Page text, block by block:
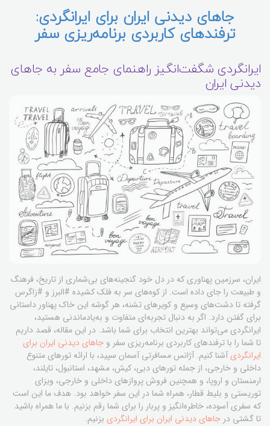
جاهای دیدنی ایران برای ایرانگردی:
ترفندهای کاربردی برنامه‌ریزی سفر
ایرانگردی شگفت‌انگیز راهنمای جامع سفر به جاهای
دیدنی ایران
ایران، سرزمین پهناوری که در دل خود گنجینه‌های بی‌شماری از تاریخ، فرهنگ
و طبیعت را جای داده است. از کوه‌های سر به فلک کشیده #البرز و #زاگرس
گرفته تا دشت‌های وسیع و کویرهای تشنه، هر گوشه این خاک پهناور داستانی
برای گفتن دارد. اگر به دنبال تجربه‌ای متفاوت و به‌یادماندنی هستید،
ایرانگردی می‌تواند بهترین انتخاب برای شما باشد. در این مقاله، قصد داریم
تا شما را با ترفندهای کاربردی برنامه‌ریزی سفر و جاهای دیدنی ایران برای
ایرانگردیآشنا کنیم. آژانس مسافرتی آسمان سپید، با ارائه تورهای متنوع
داخلی و خارجی، از جمله تورهای دبی، کیش، مشهد، استانبول، تایلند،
ارمنستان و اروپا، و همچنین فروش پروازهای داخلی و خارجی، ویزای
توریستی و بلیط قطار، همراه شما در این سفر خواهد بود. هدف ما این است
که سفری آسوده، خاطره‌انگیز و پربار را برای شما رقم بزنیم. با ما همراه باشید
تا گشتی در جاهای دیدنی ایران برای ایرانگردی بزنیم.